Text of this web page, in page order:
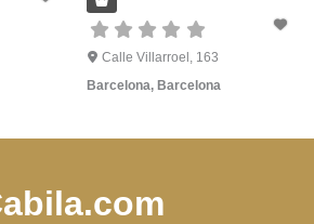
Calle Villarroel, 163
Barcelona,Barcelona